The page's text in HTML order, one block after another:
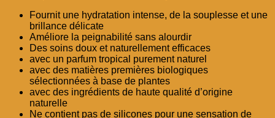
Fournit une hydratation intense, de la souplesse et une
brillance délicate
Améliore la peignabilité sans alourdir
Des soins doux et naturellement efficaces
avec un parfum tropical purement naturel
avec des matières premières biologiques
sélectionnées à base de plantes
avec des ingrédients de haute qualité d’origine
naturelle
Ne contient pas de silicones pour une sensation de